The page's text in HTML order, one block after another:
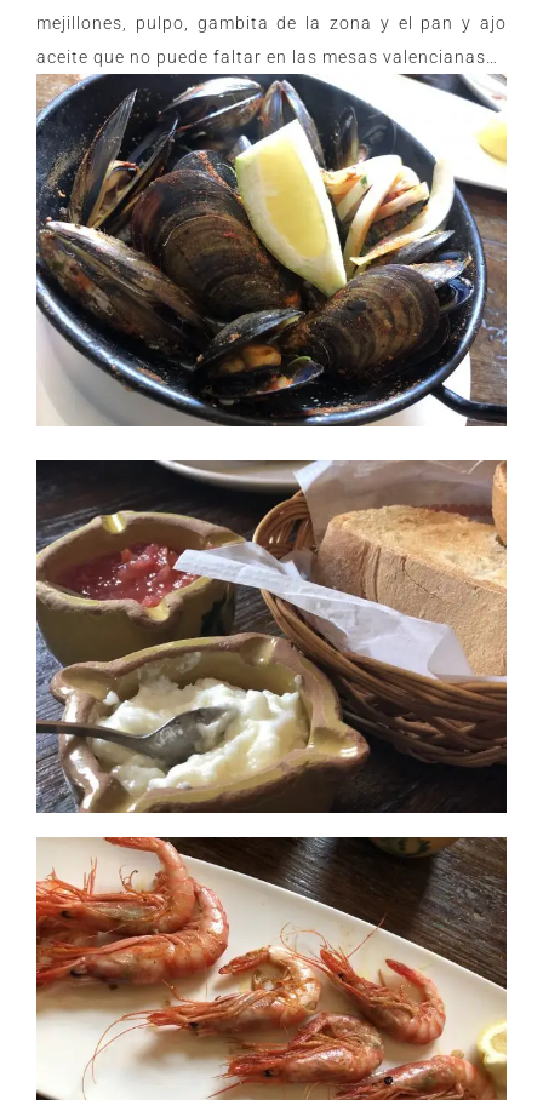
mejillones, pulpo, gambita de la zona y el pan y ajo
aceite que no puede faltar en las mesas valencianas…